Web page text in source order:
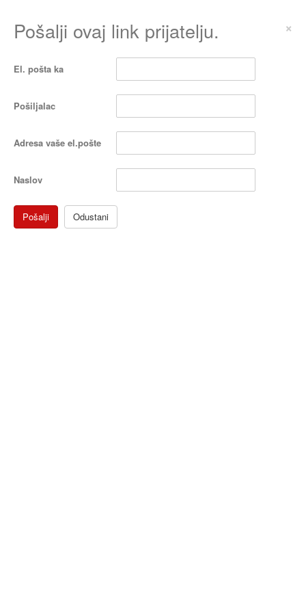
Pošalji ovaj link prijatelju. ×
El. pošta ka
Pošiljalac
Adresa vaše el.pošte
Naslov
Pošalji Odustani